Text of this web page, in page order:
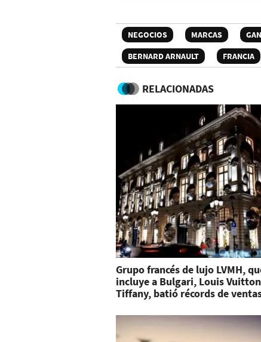
NEGOCIOS MARCAS
BERNARD ARNAULT
FRANCIA
RELACIONADAS
Grupo francés de lujo LVMH,
incluye a Bulgari, Louis
Tiffany, batió récords de